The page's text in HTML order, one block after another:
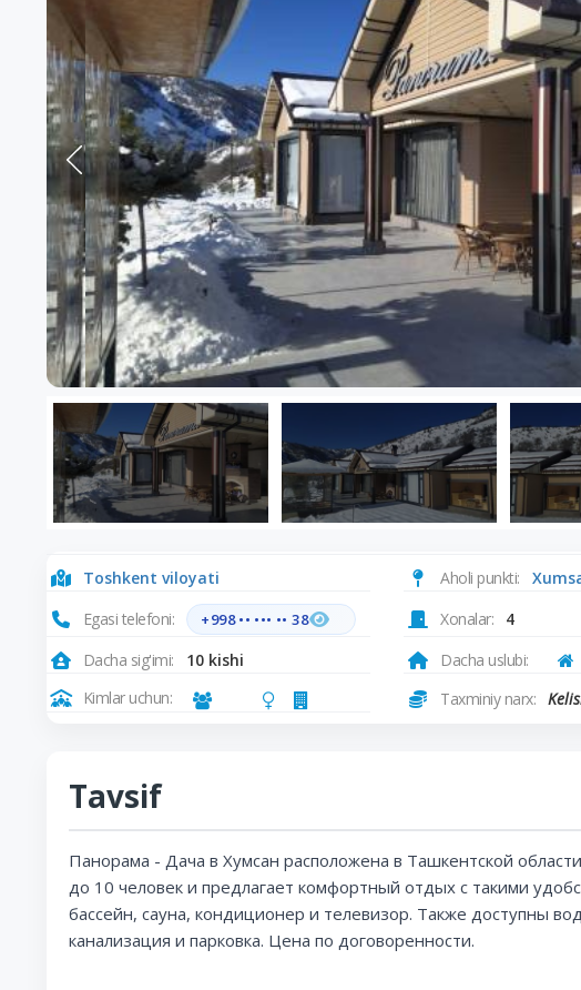
Toshkent viloyati Aholi punkti:
Egasi telefoni:
+998 •• ••• •• 38 Xonalar:
4
Dacha sig'imi:
10 kishi Dacha uslubi:
Kimlar uchun:
Taxminiy narx:
Tavsif
Панорама - Дача в Хумсан расположена в Ташкентской
до 10 человек и предлагает комфортный отдых с такими
бассейн, сауна, кондиционер и телевизор. Также доступны
канализация и парковка. Цена по договоренности.